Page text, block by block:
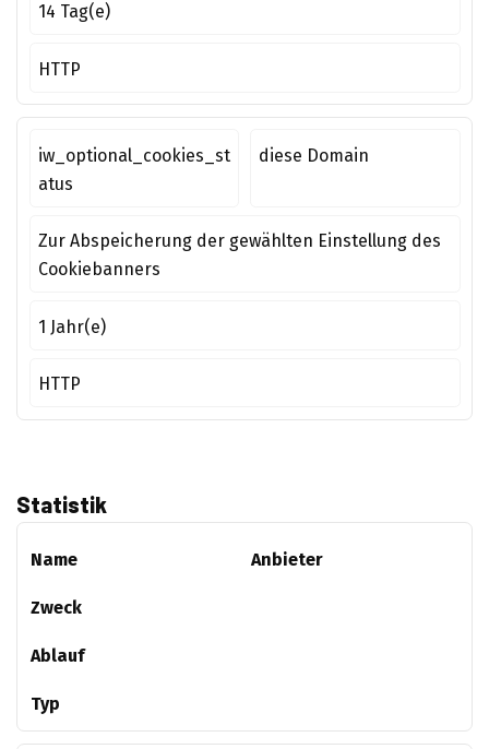
14 Tag(e)
HTTP
iw_optional_cookies_st
atus
diese Domain
Zur Abspeicherung der gewählten Einstellung des
Cookiebanners
1 Jahr(e)
HTTP
Statistik
Name Anbieter
Zweck
Ablauf
Typ